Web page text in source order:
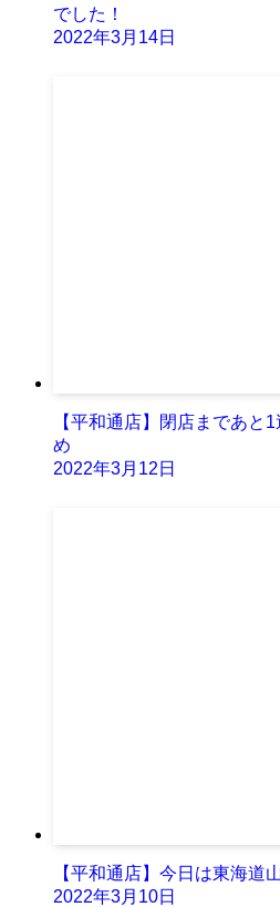
でした！
2022年3月14日
【平和通店】閉店まであと
め
2022年3月12日
【平和通店】今日は東海道
2022年3月10日